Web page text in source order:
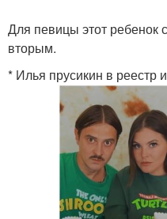
Для певицы этот ребенок
вторым.
* Илья прусикин в реестр